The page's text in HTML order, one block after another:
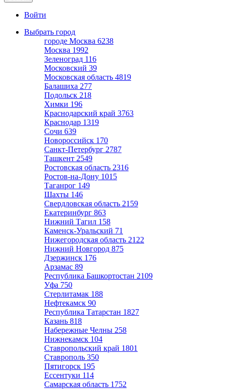
Войти
Выбрать город
городе Москва 6238
Москва 1992
Зеленоград 116
Московский 39
Московская область 4819
Балашиха 277
Подольск 218
Химки 196
Краснодарский край 3763
Краснодар 1319
Сочи 639
Новороссийск 170
Санкт-Петербург 2787
Ташкент 2549
Ростовская область 2316
Ростов-на-Дону 1015
Таганрог 149
Шахты 146
Свердловская область 2159
Екатеринбург 863
Нижний Тагил 158
Каменск-Уральский 71
Нижегородская область 2122
Нижний Новгород 875
Дзержинск 176
Арзамас 89
Республика Башкортостан 2109
Уфа 750
Стерлитамак 188
Нефтекамск 90
Республика Татарстан 1827
Казань 818
Набережные Челны 258
Нижнекамск 104
Ставропольский край 1801
Ставрополь 350
Пятигорск 195
Ессентуки 114
Самарская область 1752